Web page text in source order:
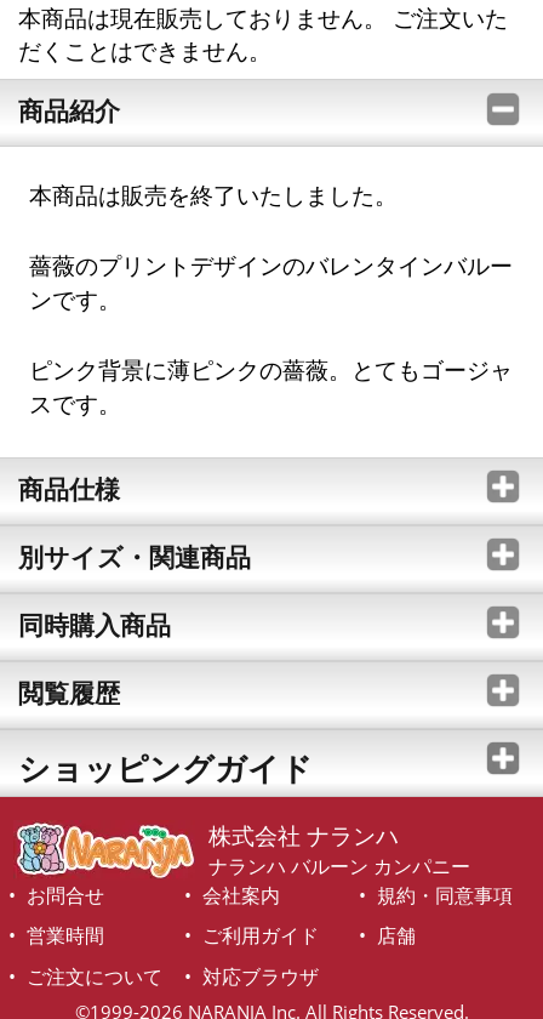
本商品は現在販売しておりません。 ご注文いた
だくことはできません。
商品紹介
本商品は販売を終了いたしました。
薔薇のプリントデザインのバレンタインバルー
ンです。
ピンク背景に薄ピンクの薔薇。とてもゴージャ
スです。
商品仕様
別サイズ・関連商品
同時購入商品
閲覧履歴
ショッピングガイド
株式会社 ナランハ
ナランハ バルーン カンパニー
お問合せ
会社案内
規約・同意事項
営業時間
ご利用ガイド
店舗
ご注文について
対応ブラウザ
©1999-2026 NARANJA Inc. All Rights Reserved.